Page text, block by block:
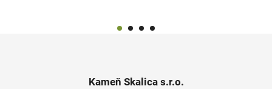
Kameň Skalica s.r.o.